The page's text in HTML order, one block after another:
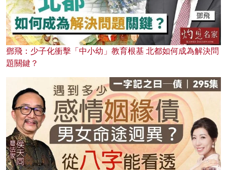
鄧飛：少子化衝擊「中小幼」教育根基 北都如何成為解決問
題關鍵？